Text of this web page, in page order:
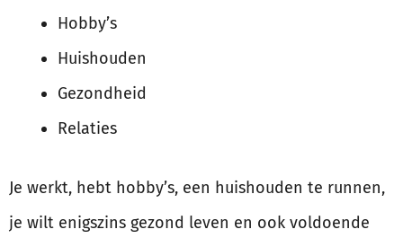
Hobby’s
Huishouden
Gezondheid
Relaties
Je werkt, hebt hobby’s, een huishouden te runnen,
je wilt enigszins gezond leven en ook voldoende